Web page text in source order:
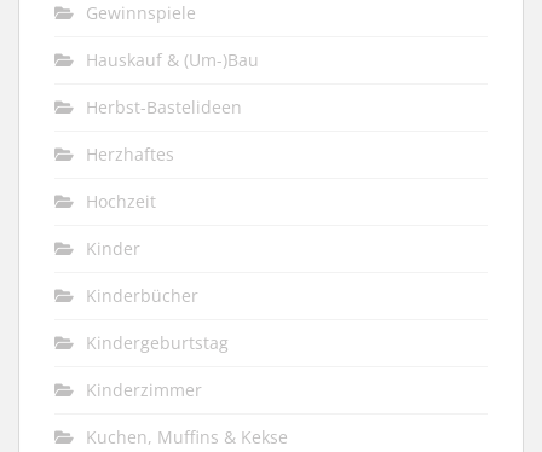
Gewinnspiele
Hauskauf & (Um-)Bau
Herbst-Bastelideen
Herzhaftes
Hochzeit
Kinder
Kinderbücher
Kindergeburtstag
Kinderzimmer
Kuchen, Muffins & Kekse